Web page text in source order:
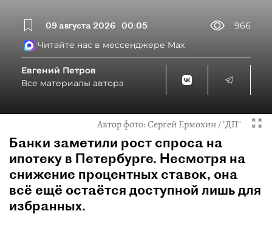
09 августа 2026 00:05
966
Читайте нас в мессенджере Max
Евгений Петров
Все материалы автора
Автор фото:Сергей Ермохин / "ДП"
Банки заметили рост спроса на
ипотеку в Петербурге. Несмотря на
снижение процентных ставок, она
всё ещё остаётся доступной лишь для
избранных.